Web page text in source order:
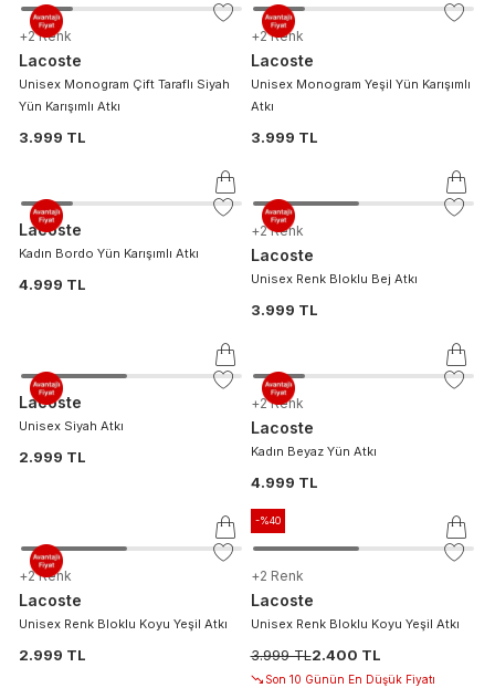
+2 Renk
Lacoste
Unisex Monogram Çift Taraflı Siyah
Yün Karışımlı Atkı
3.999 TL
+2 Renk
Lacoste
Unisex Monogram Yeşil Yün Karışımlı
Atkı
3.999 TL
Lacoste
Kadın Bordo Yün Karışımlı Atkı
4.999 TL
+2 Renk
Lacoste
Unisex Renk Bloklu Bej Atkı
3.999 TL
Lacoste
Unisex Siyah Atkı
2.999 TL
+2 Renk
Lacoste
Kadın Beyaz Yün Atkı
4.999 TL
+2 Renk
Lacoste
Unisex Renk Bloklu Koyu Yeşil Atkı
2.999 TL
-%40
+2 Renk
Lacoste
Unisex Renk Bloklu Koyu Yeşil Atkı
3.999 TL2.400 TL
Son 10 Günün En Düşük Fiyatı